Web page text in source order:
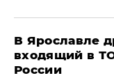
В Ярославле
входящий в
России